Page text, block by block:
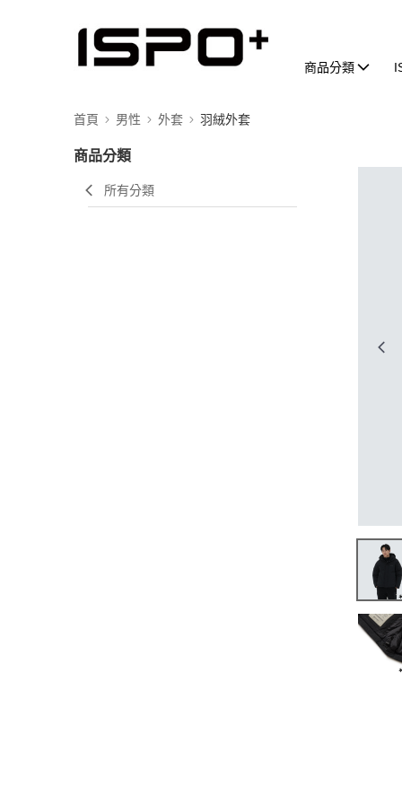
商品分類
首頁 男性 外套 羽絨外套
商品分類
所有分類